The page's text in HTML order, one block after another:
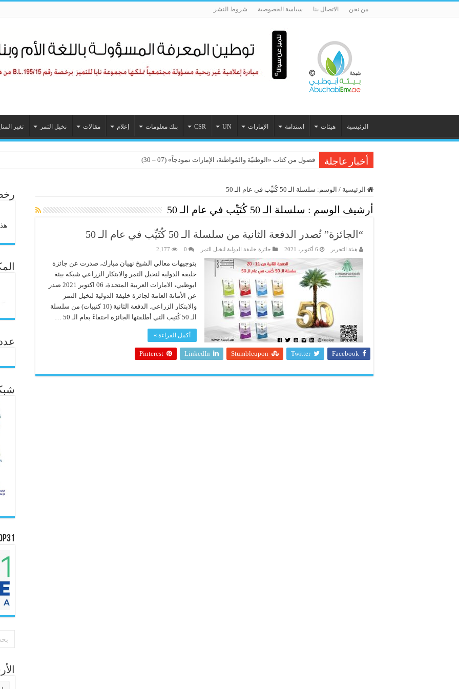
من نحن الاتصال بنا سياسة الخصوصية شروط النشر
الرئيسية هيئات استدامة الإمارات UN
CSR بنك معلومات إعلام مقالات نخيل التمر تغير
أخبار عاجلة فصول من كتاب «الوطنيّة والمُواطَنة، الإمارات نموذجاً» (07 – 30)
الرئيسية / الوسم: سلسلة الـ 50 كُتَيِّب في عام الـ 50
أرشيف الوسم : سلسلة الـ 50 كُتَيِّب في عام الـ 50
“الجائزة” تُصدر الدفعة الثانية من سلسلة الـ 50 كُتَيِّب في عام الـ 50
هيئة التحرير 6 أكتوبر، 2021 جائزة خليفة الدولية لنخيل التمر 0
2,177
بتوجيهات معالي الشيخ نهيان مبارك، صدرت عن جائزة
خليفة الدولية لنخيل التمر والابتكار الزراعي شبكة بيئة
ابوظبي، الامارات العربية المتحدة، 06 اكتوبر 2021 صدر
عن الأمانة العامة لجائزة خليفة الدولية لنخيل التمر
والابتكار الزراعي. الدفعة الثانية (10 كتيبات) من سلسلة
الـ 50 كُتيب التي أطلقتها الجائزة احتفاءً بعام الـ 50 …
أكمل القراءة »
Facebook
Twitter
Stumbleupon
LinkedIn
Pinterest
عدد